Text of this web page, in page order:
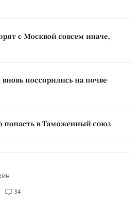
с Москвой совсем иначе,
поссорились на почве
попасть в Таможенный союз
34